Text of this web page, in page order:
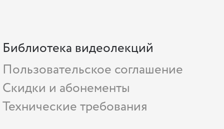
Библиотека видеолекций
Пользовательское соглашение
Скидки и абонементы
Технические требования